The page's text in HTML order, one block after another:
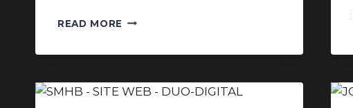
READ MORE RÉALISATION
LE